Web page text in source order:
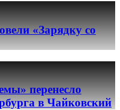
«Зарядку со
перенесло
в Чайковский